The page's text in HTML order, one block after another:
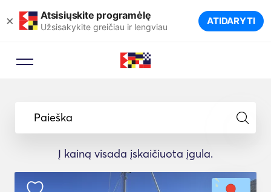
× Atsisiųskite programėlę
Užsisakykite greičiau ir lengviau ATIDARYTI
Paieška
Į kainą visada įskaičiuota įgula.